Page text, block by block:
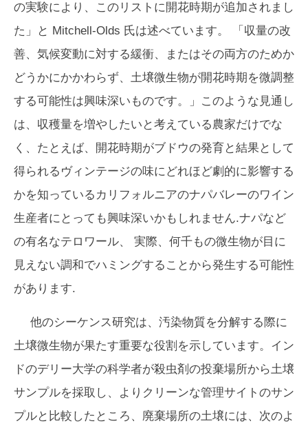
の実験により、このリストに開花時期が追加されまし
た」と Mitchell-Olds 氏は述べています。 「収量の改
善、気候変動に対する緩衝、またはその両方のためか
どうかにかかわらず、土壌微生物が開花時期を微調整
する可能性は興味深いものです。」このような見通し
は、収穫量を増やしたいと考えている農家だけでな
く、たとえば、開花時期がブドウの発育と結果として
得られるヴィンテージの味にどれほど劇的に影響する
かを知っているカリフォルニアのナパバレーのワイン
生産者にとっても興味深いかもしれません.ナパなど
の有名なテロワール、
実際、何千もの微生物が目に
見えない調和でハミングすることから発生する可能性
があります.
他のシーケンス研究は、汚染物質を分解する際に
土壌微生物が果たす重要な役割を示しています。イン
ドのデリー大学の科学者が殺虫剤の投棄場所から土壌
サンプルを採取し、よりクリーンな管理サイトのサン
プルと比較したところ、廃棄場所の土壌には、次のよ